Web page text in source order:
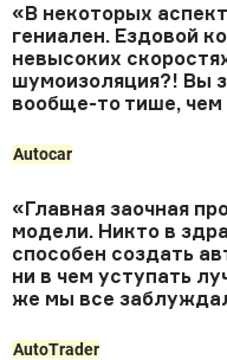
«В некоторых
гениален. Ездовой
невысоких
шумоизоляция?! Вы
вообще-то тише,
Autocar
«Главная заочная
модели. Никто в
способен создать
ни в чем уступать
же мы все
AutoTrader